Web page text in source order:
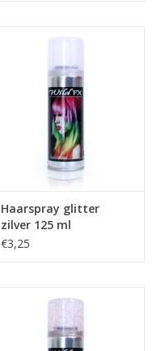
Haarspray glitter
zilver 125 ml
€3,25